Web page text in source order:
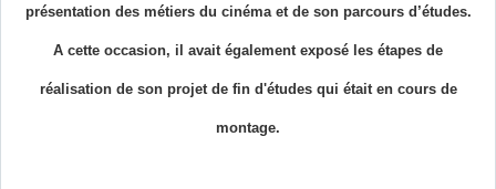
présentation des métiers du cinéma et de son parcours d’études.
A cette occasion, il avait également exposé les étapes de
réalisation de son projet de fin d'études qui était en cours de
montage.